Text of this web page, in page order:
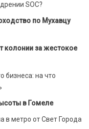
SOC?
по Мухавцу
колонии за жестокое
бизнеса: на что
в Гомеле
в метро от Свет Города